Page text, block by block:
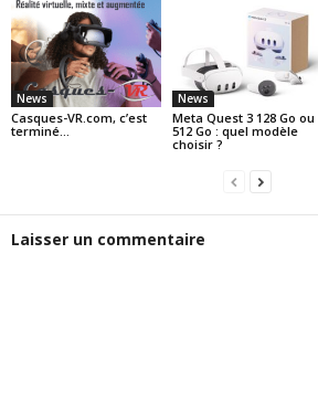
News
Casques-VR.com, c’est
terminé…
News
Meta Quest 3 128 Go ou
512 Go : quel modèle
choisir ?
Laisser un commentaire